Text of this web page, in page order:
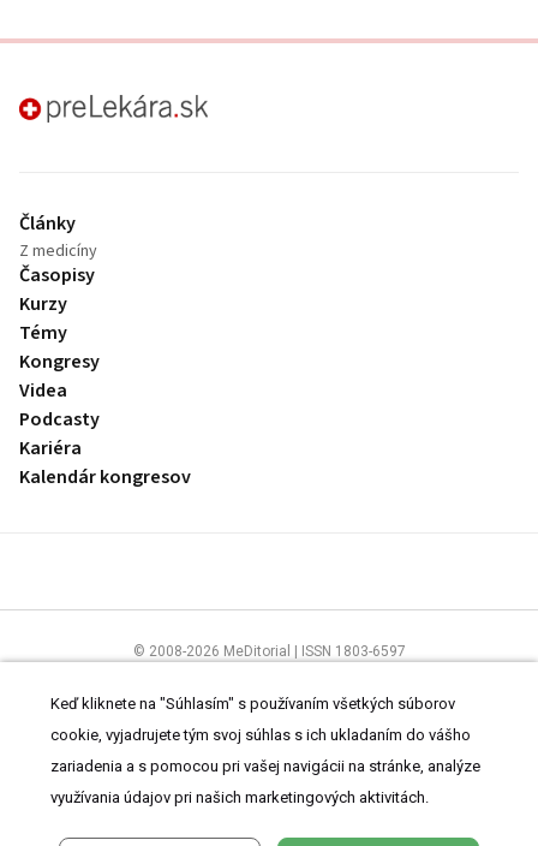
preLekára.sk
Články
Z medicíny
Časopisy
Kurzy
Témy
Kongresy
Videa
Podcasty
Kariéra
Kalendár kongresov
© 2008-2026 MeDitorial | ISSN 1803-6597
ČítajteprehlásenieaZásady spracovania osobných údajov
Keď kliknete na "Súhlasím" s používaním všetkých súborov
cookie, vyjadrujete tým svoj súhlas s ich ukladaním do vášho
zariadenia a s pomocou pri vašej navigácii na stránke, analýze
využívania údajov pri našich marketingových aktivitách.